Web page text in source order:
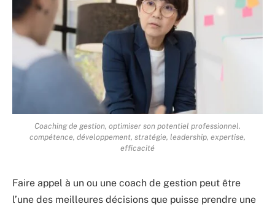
Coaching de gestion, optimiser son potentiel professionnel.
compétence, développement, stratégie, leadership, expertise,
efficacité
Faire appel à un ou une coach de gestion peut être
l’une des meilleures décisions que puisse prendre une